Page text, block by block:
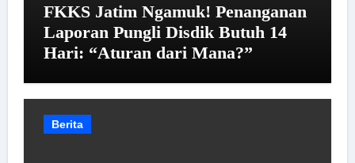
FKKS Jatim Ngamuk! Penanganan
Laporan Pungli Disdik Butuh 14
Hari: “Aturan dari Mana?”
Berita